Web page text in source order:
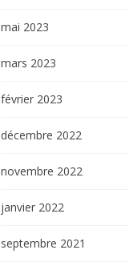
mai 2023
mars 2023
février 2023
décembre 2022
novembre 2022
janvier 2022
septembre 2021